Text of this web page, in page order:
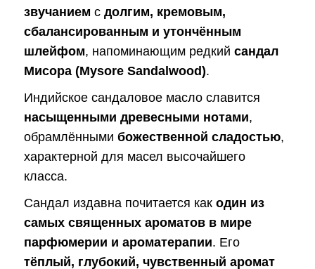
звучанием с долгим, кремовым,
сбалансированным и утончённым
шлейфом, напоминающим редкий сандал
Мисора (Mysore Sandalwood).
Индийское сандаловое масло славится
насыщенными древесными нотами,
обрамлёнными божественной сладостью,
характерной для масел высочайшего
класса.
Сандал издавна почитается как один из
самых священных ароматов в мире
парфюмерии и ароматерапии. Его
тёплый, глубокий, чувственный аромат